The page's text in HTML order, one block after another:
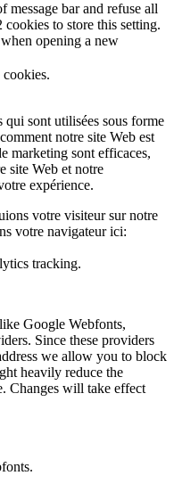
message bar and refuse all
to store this setting.
opening a new
sont utilisées sous forme
notre site Web est
marketing sont efficaces,
site Web et notre
expérience.
votre visiteur sur notre
votre navigateur ici:
tracking.
Google Webfonts,
Since these providers
we allow you to block
heavily reduce the
Changes will take effect